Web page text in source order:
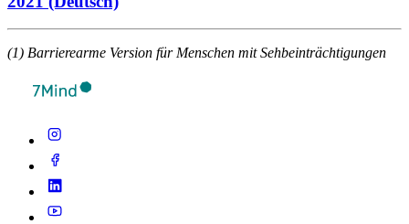
(1) Barrierearme Version für Menschen mit Sehbeinträchtigungen